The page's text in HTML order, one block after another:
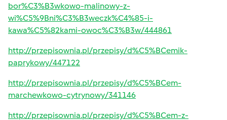
bor%C3%B3wkowo-malinowy-z-
wi%C5%9Bni%C3%B3weczk%C4%85-i-
kawa%C5%82kami-owoc%C3%B3w/444861
http://przepisownia.pl/przepisy/d%C5%BCemik-
paprykowy/447122
http://przepisownia.pl/przepisy/d%C5%BCem-
marchewkowo-cytrynowy/341146
http://przepisownia.pl/przepisy/d%C5%BCem-z-